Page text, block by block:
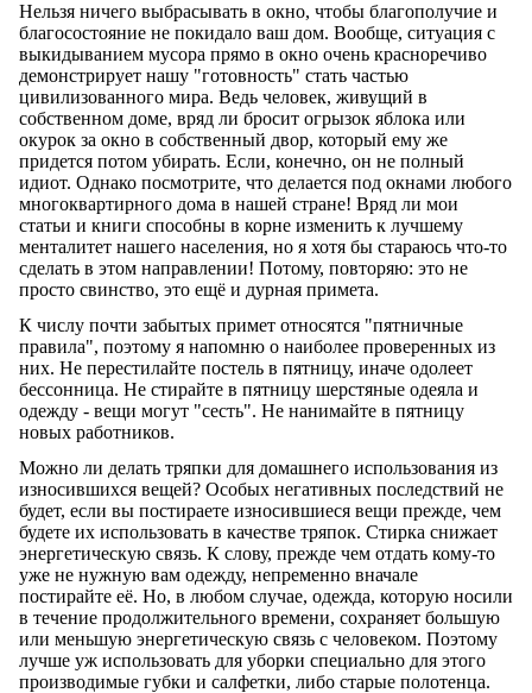
Нельзя ничего выбрасывать в окно, чтобы благополучие и
благосостояние не покидало ваш дом. Вообще, ситуация с
выкидыванием мусора прямо в окно очень красноречиво
демонстрирует нашу "готовность" стать частью
цивилизованного мира. Ведь человек, живущий в
собственном доме, вряд ли бросит огрызок яблока или
окурок за окно в собственный двор, который ему же
придется потом убирать. Если, конечно, он не полный
идиот. Однако посмотрите, что делается под окнами любого
многоквартирного дома в нашей стране! Вряд ли мои
статьи и книги способны в корне изменить к лучшему
менталитет нашего населения, но я хотя бы стараюсь что-то
сделать в этом направлении! Потому, повторяю: это не
просто свинство, это ещё и дурная примета.
К числу почти забытых примет относятся "пятничные
правила", поэтому я напомню о наиболее проверенных из
них. Не перестилайте постель в пятницу, иначе одолеет
бессонница. Не стирайте в пятницу шерстяные одеяла и
одежду - вещи могут "сесть". Не нанимайте в пятницу
новых работников.
Можно ли делать тряпки для домашнего использования из
износившихся вещей? Особых негативных последствий не
будет, если вы постираете износившиеся вещи прежде, чем
будете их использовать в качестве тряпок. Стирка снижает
энергетическую связь. К слову, прежде чем отдать кому-то
уже не нужную вам одежду, непременно вначале
постирайте её. Но, в любом случае, одежда, которую носили
в течение продолжительного времени, сохраняет большую
или меньшую энергетическую связь с человеком. Поэтому
лучше уж использовать для уборки специально для этого
производимые губки и салфетки, либо старые полотенца.